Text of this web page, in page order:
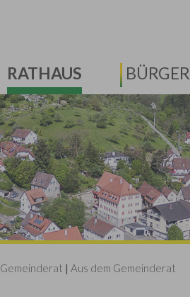
RATHAUS BÜRGER
Gemeinderat | Aus dem Gemeinderat